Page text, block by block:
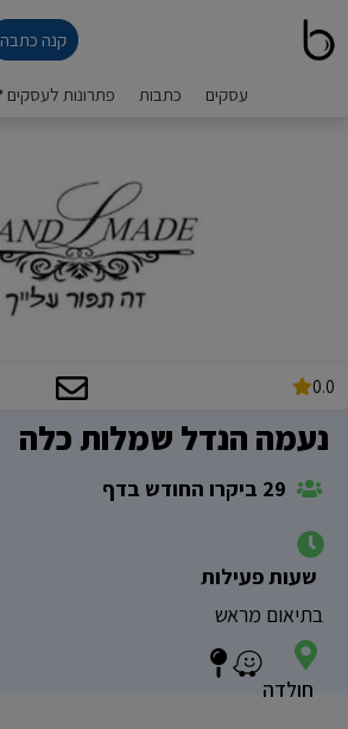
קנה כתבה
עסקים כתבות פתרונות לעסקים
0.0
נעמה הנדל שמלות כלה
שעות פעילות
בתיאום מראש
חולדה